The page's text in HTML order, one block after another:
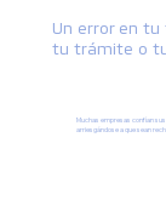
Un error en tu
tu trámite o
Muchas empresas confían
arriesgándose a que sean